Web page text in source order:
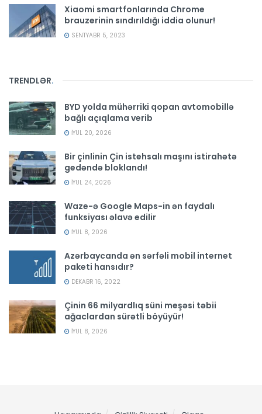
Xiaomi smartfonlarında Chrome
brauzerinin sındırıldığı iddia olunur!
SENTYABR 5, 2023
TRENDLƏR.
BYD yolda mühərriki qopan avtomobillə
bağlı açıqlama verib
İYUL 20, 2026
Bir çinlinin Çin istehsalı maşını istirahətə
gedəndə bloklandı!
İYUL 24, 2026
Waze-ə Google Maps-in ən faydalı
funksiyası əlavə edilir
İYUL 8, 2026
Azərbaycanda ən sərfəli mobil internet
paketi hansıdır?
DEKABR 16, 2022
Çinin 66 milyardlıq süni meşəsi təbii
ağaclardan sürətli böyüyür!
İYUL 8, 2026